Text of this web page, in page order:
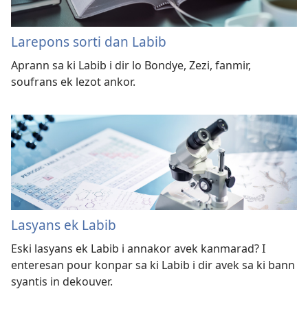
Larepons sorti dan Labib
Aprann sa ki Labib i dir lo Bondye, Zezi, fanmir,
soufrans ek lezot ankor.
Lasyans ek Labib
Eski lasyans ek Labib i annakor avek kanmarad? I
enteresan pour konpar sa ki Labib i dir avek sa ki bann
syantis in dekouver.